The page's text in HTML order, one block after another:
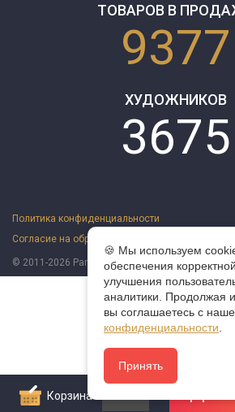
Корзина
ТОВАРОВ В
9377
ХУДОЖНИКОВ
3675
🍪 Мы используем
обеспечения
улучшения
аналитики. Продолжая
вы соглашаетесь с
конфиденциальности
Принять
Политика конфиденциальности
Согласие на обработку персональных данных
© 2011-2026 ParazitaKusok. Все права